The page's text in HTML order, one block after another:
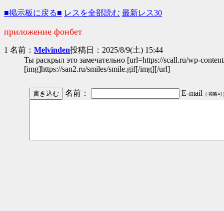
■掲示板に戻る■ レスを全部読む 最新レス30
приложение фонбет
1 名前： Melvinden投稿日：2025/8/9(土) 15:44
Ты раскрыл это замечательно [url=https://scall.ru/wp-
[img]https://san2.ru/smiles/smile.gif[/img][/url]
名前： E-mail （省略可